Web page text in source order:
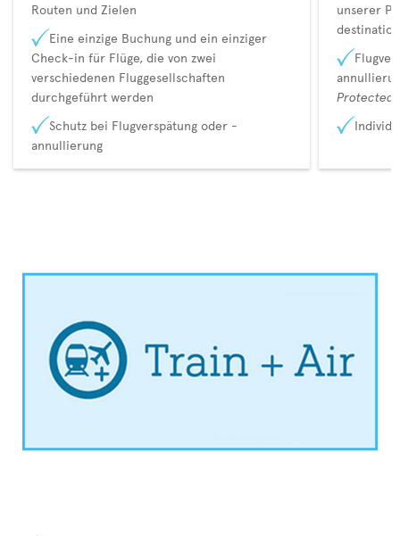
Routen und Zielen
Eine einzige Buchung und ein einziger
Check-in für Flüge, die von zwei
verschiedenen Fluggesellschaften
durchgeführt werden
Schutz bei Flugverspätung oder -
annullierung
unserer
Protected